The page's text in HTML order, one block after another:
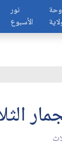
نور
الأسبوع